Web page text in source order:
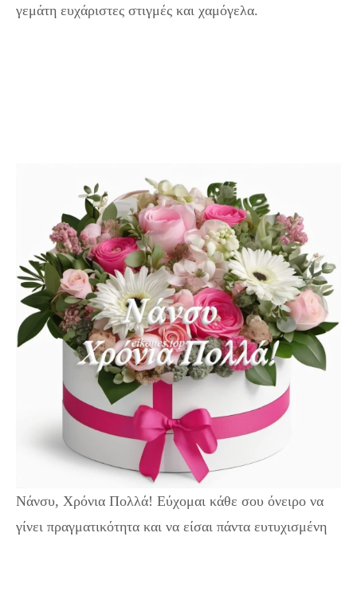
γεμάτη ευχάριστες στιγμές και χαμόγελα.
Νάνσυ, Χρόνια Πολλά! Εύχομαι κάθε σου όνειρο να
γίνει πραγματικότητα και να είσαι πάντα ευτυχισμένη